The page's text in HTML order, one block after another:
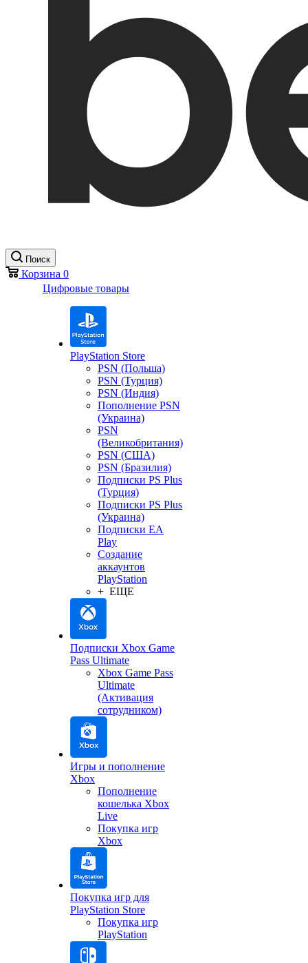
Поиск
Корзина 0
Цифровые товары
PlayStation Store
PSN (Польша)
PSN (Турция)
PSN (Индия)
Пополнение PSN
(Украина)
PSN
(Великобритания)
PSN (США)
PSN (Бразилия)
Подписки PS Plus
(Турция)
Подписки PS Plus
(Украина)
Подписки EA
Play
Создание
аккаунтов
PlayStation
+ ЕЩЕ
Подписки Xbox Game
Pass Ultimate
Xbox Game Pass
Ultimate
(Активация
сотрудником)
Игры и пополнение
Xbox
Пополнение
кошелька Xbox
Live
Покупка игр
Xbox
Покупка игр для
PlayStation Store
Покупка игр
PlayStation